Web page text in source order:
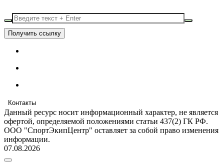
Получить ссылку
Контакты
Данный ресурс носит информационный характер, не является
офертой, определяемой положениями статьи 437(2) ГК РФ.
ООО "СпортЭкипЦентр" оставляет за собой право изменения
информации.
07.08.2026